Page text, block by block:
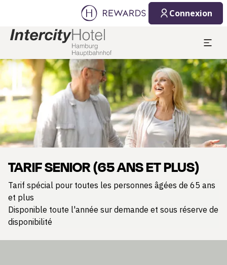
Connexion
Diapositive 1 de 1
TARIF SENIOR (65 ANS ET PLUS)
Tarif spécial pour toutes les personnes âgées de 65 ans
et plus
Disponible toute l'année sur demande et sous réserve de
disponibilité